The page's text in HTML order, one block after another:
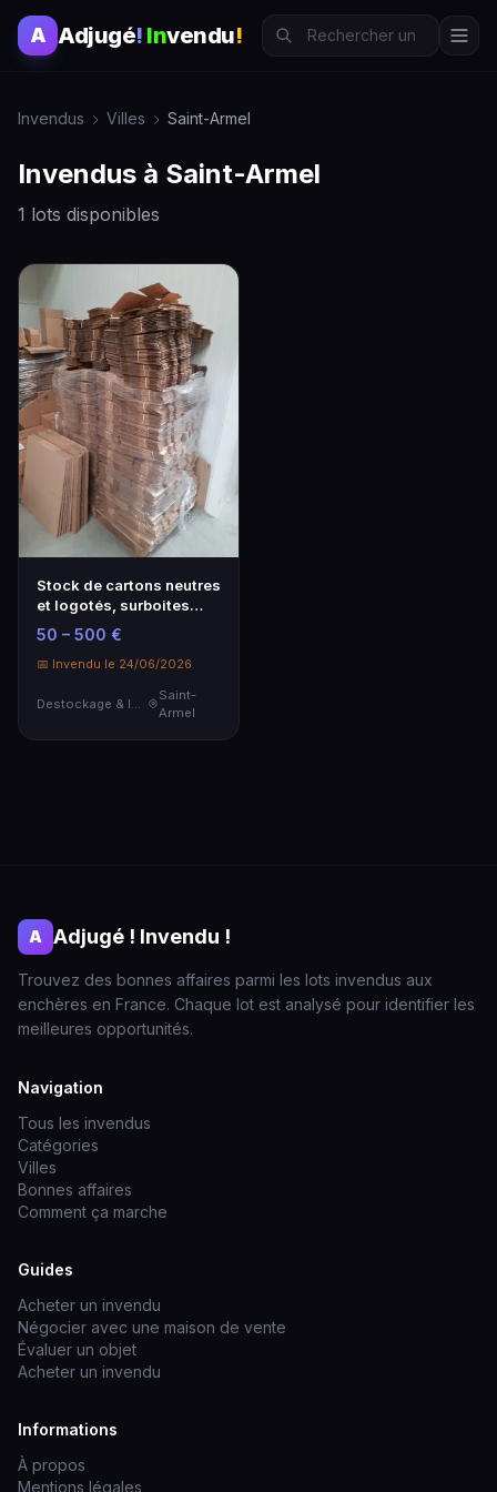
A Adjugé! Invendu!
Invendus Villes Saint-Armel
Invendus à Saint-Armel
1 lots disponibles
Stock de cartons neutres
et logotés, surboites
VENDU SUR DES…
50 – 500 €
📅 Invendu le 24/06/2026
Destockage & Invendus
Saint-
Armel
A Adjugé ! Invendu !
Trouvez des bonnes affaires parmi les lots invendus aux
enchères en France. Chaque lot est analysé pour identifier les
meilleures opportunités.
Navigation
Tous les invendus
Catégories
Villes
Bonnes affaires
Comment ça marche
Guides
Acheter un invendu
Négocier avec une maison de vente
Évaluer un objet
Acheter un invendu
Informations
À propos
Mentions légales